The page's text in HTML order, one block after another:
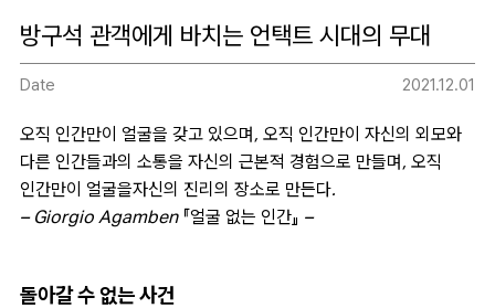
방구석 관객에게 바치는 언택트 시대의 무대
Date 2021.12.01
오직 인간만이 얼굴을 갖고 있으며, 오직 인간만이 자신의 외모와
다른 인간들과의 소통을 자신의 근본적 경험으로 만들며, 오직
인간만이 얼굴을자신의 진리의 장소로 만든다.
– Giorgio Agamben 『얼굴 없는 인간』 –
돌아갈 수 없는 사건